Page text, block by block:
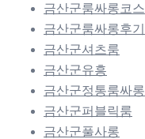
금산군룸싸롱코스
금산군룸싸롱후기
금산군셔츠룸
금산군유흥
금산군정통룸싸롱
금산군퍼블릭룸
금산군풀사롱